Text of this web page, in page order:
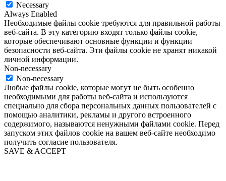
Necessary
Always Enabled
Необходимые файлы cookie требуются для правильной работы
веб-сайта. В эту категорию входят только файлы cookie,
которые обеспечивают основные функции и функции
безопасности веб-сайта. Эти файлы cookie не хранят никакой
личной информации.
Non-necessary
Non-necessary
Любые файлы cookie, которые могут не быть особенно
необходимыми для работы веб-сайта и используются
специально для сбора персональных данных пользователей с
помощью аналитики, рекламы и другого встроенного
содержимого, называются ненужными файлами cookie. Перед
запуском этих файлов cookie на вашем веб-сайте необходимо
получить согласие пользователя.
SAVE & ACCEPT